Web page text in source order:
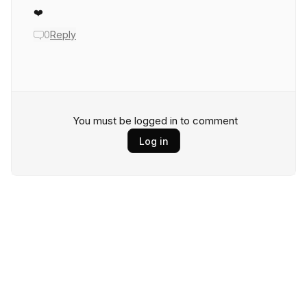
❤️
0Reply
You must be logged in to comment
Log in